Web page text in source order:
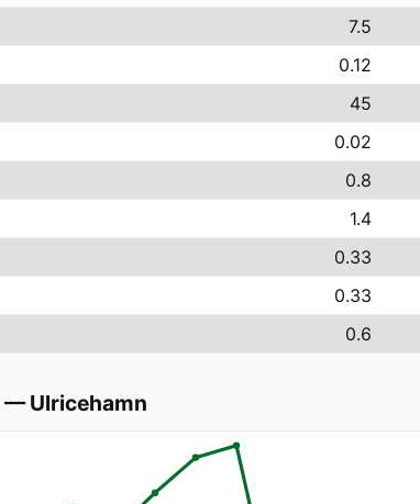
7.5
0.12
45
0.02
0.8
1.4
0.33
0.33
0.6
—Ulricehamn